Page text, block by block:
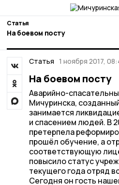
Статья
На боевом посту
Статья 1 ноября 2017,
На боевом посту
Аварийно-
Мичуринска,
занимается
и спасением людей. В
претерпела
прошёл обучение, а
соответствующую
повысило статус
текущего года отряд
Сегодня он гость